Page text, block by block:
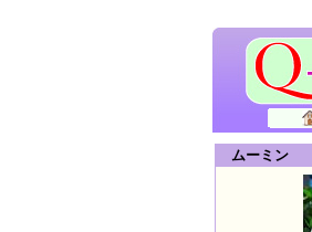
ムーミン